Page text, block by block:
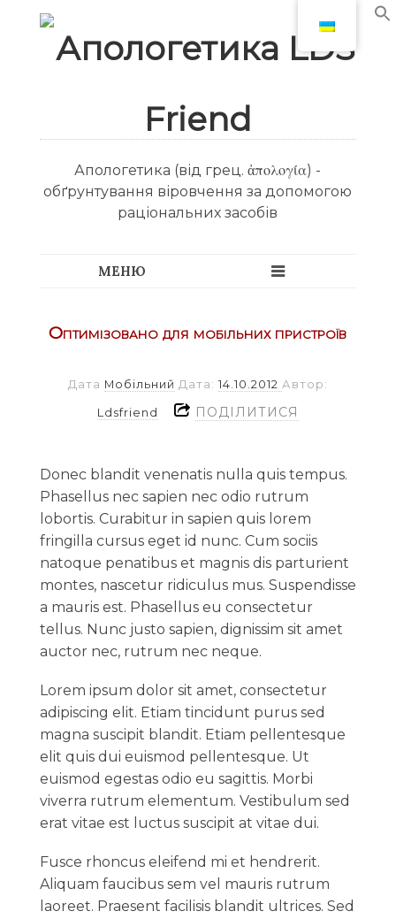
Апологетика (від грец. ἀπολογία) -
обґрунтування віровчення за допомогою
раціональних засобів
Оптимізовано для мобільних пристроїв
Дата Мобільний Дата: 14.10.2012 Автор:
Ldsfriend ПОДІЛИТИСЯ
Donec blandit venenatis nulla quis tempus.
Phasellus nec sapien nec odio rutrum
lobortis. Curabitur in sapien quis lorem
fringilla cursus eget id nunc. Cum sociis
natoque penatibus et magnis dis parturient
montes, nascetur ridiculus mus. Suspendisse
a mauris est. Phasellus eu consectetur
tellus. Nunc justo sapien, dignissim sit amet
auctor nec, rutrum nec neque.
Lorem ipsum dolor sit amet, consectetur
adipiscing elit. Etiam tincidunt purus sed
magna suscipit blandit. Etiam pellentesque
elit quis dui euismod pellentesque. Ut
euismod egestas odio eu sagittis. Morbi
viverra rutrum elementum. Vestibulum sed
erat vitae est luctus suscipit at vitae dui.
Fusce rhoncus eleifend mi et hendrerit.
Aliquam faucibus sem vel mauris rutrum
laoreet. Praesent facilisis blandit ultrices. Sed